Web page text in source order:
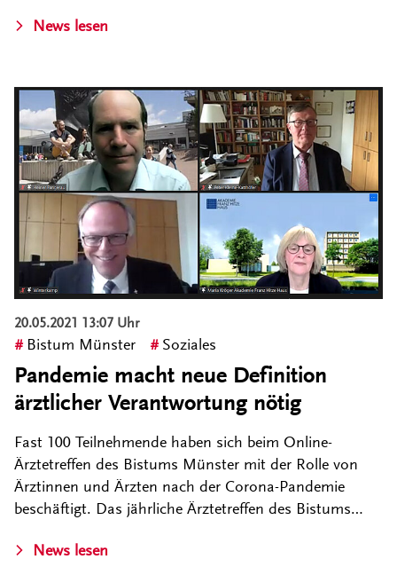
News lesen
20.05.2021 13:07 Uhr
Bistum Münster Soziales
Pandemie macht neue Definition
ärztlicher Verantwortung nötig
Fast 100 Teilnehmende haben sich beim Online-
Ärztetreffen des Bistums Münster mit der Rolle von
Ärztinnen und Ärzten nach der Corona-Pandemie
beschäftigt. Das jährliche Ärztetreffen des Bistums…
News lesen